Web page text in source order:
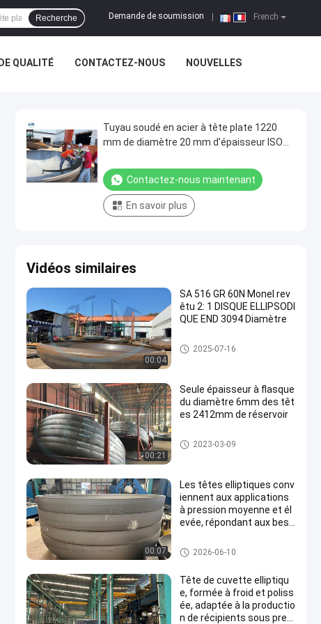
French
Demande de soumission
Recherche
QUALITÉ CONTACTEZ-NOUS NOUVELLES
Tuyau soudé en acier à tête plate 1220
mm de diamètre 20 mm d'épaisseur ISO
Contactez-nous maintenant
En savoir plus
Vidéos similaires
00:04
SA 516 GR 60N Monel rev
êtu 2: 1 DISQUE ELLIPSODI
QUE END 3094 Diamètre
Tête semi-elliptique
2025-07-16
00:21
Seule épaisseur à flasque
du diamètre 6mm des têt
es 2412mm de réservoir
Tête plate
2023-03-09
00:07
Les têtes elliptiques conv
iennent aux applications
à pression moyenne et él
evée, répondant aux beso
on et de séparation des
médias.
tête elliptique de plat
2026-06-10
Tête de cuvette elliptiqu
e, formée à froid et poliss
ée, adaptée à la productio
n de récipients sous pres